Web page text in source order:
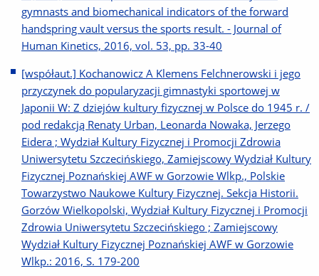
gymnasts and biomechanical indicators of the forward
handspring vault versus the sports result. - Journal of
Human Kinetics, 2016, vol. 53, pp. 33-40
[współaut.] Kochanowicz A Klemens Felchnerowski i jego
przyczynek do popularyzacji gimnastyki sportowej w
Japonii W: Z dziejów kultury fizycznej w Polsce do 1945 r. /
pod redakcją Renaty Urban, Leonarda Nowaka, Jerzego
Eidera ; Wydział Kultury Fizycznej i Promocji Zdrowia
Uniwersytetu Szczecińskiego, Zamiejscowy Wydział Kultury
Fizycznej Poznańskiej AWF w Gorzowie Wlkp., Polskie
Towarzystwo Naukowe Kultury Fizycznej. Sekcja Historii.
Gorzów Wielkopolski, Wydział Kultury Fizycznej i Promocji
Zdrowia Uniwersytetu Szczecińskiego ; Zamiejscowy
Wydział Kultury Fizycznej Poznańskiej AWF w Gorzowie
Wlkp.: 2016, S. 179-200